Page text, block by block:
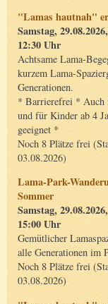
"Lamas hautnah"
Samstag,
12:30 Uhr
Achtsame Lama-
kurzem Lama-
Generationen.
* Barrierefrei * Auch
und für Kinder ab 4
geeignet *
Noch 8 Plätze frei
03.08.2026)
Lama-Park-
Sommer
Samstag,
15:00 Uhr
Gemütlicher
alle Generationen im
Noch 8 Plätze frei
03.08.2026)